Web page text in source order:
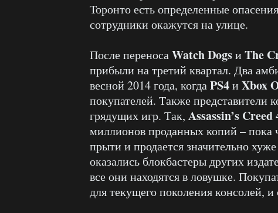
Торонто есть определенные
сотрудники окажутся на улице.
После переносаWatch Dogsи The
прибыли на третий квартал. Два
весной 2014 года, когдаPS4и Xbox
покупателей. Также
грядущих игр. Так, Assassin’s Creed
миллионов проданных копий – пока
прыти и продается значительно
оказались блокбастеры других
все они находятся в ловушке.
для текущего поколения консолей,